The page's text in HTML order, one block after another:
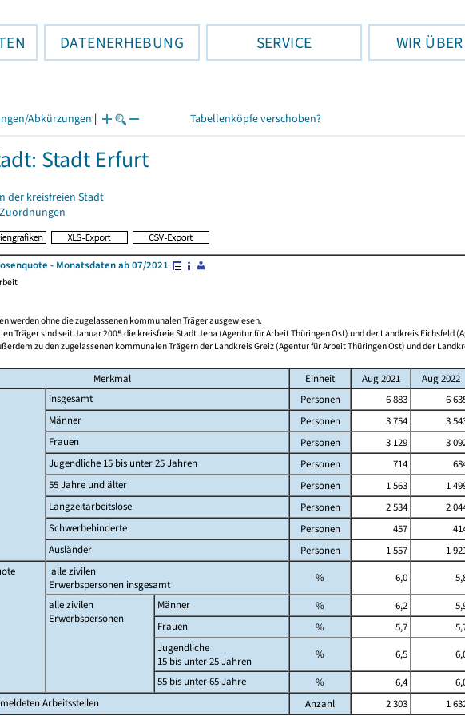
DATENERHEBUNG SERVICE WIR
Abkürzungen | Tabellenköpfe verschoben?
Stadt Erfurt
der kreisfreien Stadt
- Monatsdaten ab 07/2021
werden ohne die zugelassenen kommunalen Träger ausgewiesen.
Träger sind seit Januar 2005 die kreisfreie Stadt Jena (Agentur für Arbeit Thüringen Ost) und der Landkreis Eichsfeld
zu den zugelassenen kommunalen Trägern der Landkreis Greiz (Agentur für Arbeit Thüringen Ost) und der
Merkmal Einheit Aug 2021 Aug 2022
insgesamt Personen 6 883 6
Männer
Personen 3 754 3
Frauen
Personen 3 129 3
Jugendliche 15 bis unter 25 Jahren
Personen 714
55 Jahre und älter
Personen 1 563 1
Langzeitarbeitslose
Personen 2 534 2
Schwerbehinderte
Personen 457
Ausländer
Personen 1 557 1
alle zivilen
Erwerbspersonen insgesamt
% 6,0
alle zivilen
Erwerbspersonen
Männer % 6,2
Frauen
% 5,7
Jugendliche
15 bis unter 25 Jahren
% 6,5
55 bis unter 65 Jahre
% 6,4
Arbeitsstellen
Anzahl 2 303 1